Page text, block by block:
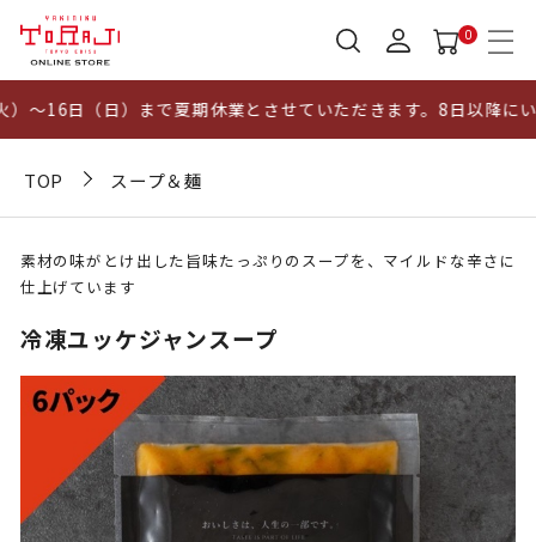
0
日（日）まで夏期休業とさせていただきます。8日以降にい
TOP スープ＆麺
素材の味がとけ出した旨味たっぷりのスープを、マイルドな辛さに
仕上げています
冷凍ユッケジャンスープ